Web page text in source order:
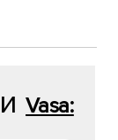
Vasa: